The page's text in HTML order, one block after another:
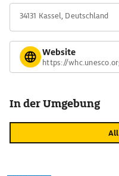
gleichnamiger Statue, das
künstliche Ruine
34131 Kassel, Deutschland
Website
https://
In der Umgebung